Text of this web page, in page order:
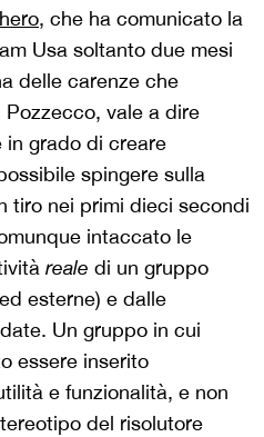
, che ha comunicato la
Usa soltanto due mesi
delle carenze che
vale a dire
in grado di creare
spingere sulla
tiro nei primi dieci secondi
intaccato le
reale di un gruppo
esterne) e dalle
Un gruppo in cui
essere inserito
e funzionalità, e non
del risolutore